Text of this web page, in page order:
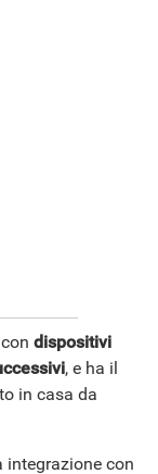
dispositivi
, e ha il
in casa da
integrazione con